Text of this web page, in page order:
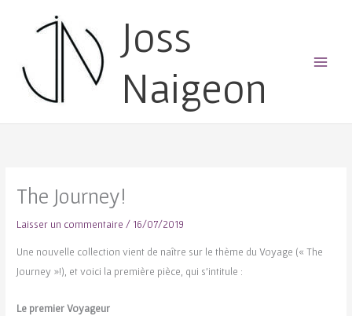
Joss
Naigeon
The Journey!
Laisser un commentaire / 16/07/2019
Une nouvelle collection vient de naître sur le thème du Voyage (« The
Journey »!), et voici la première pièce, qui s’intitule :
Le premier Voyageur